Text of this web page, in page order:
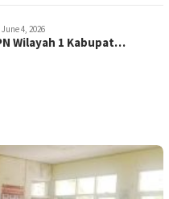
June 4, 2026
Wilayah 1 Kabupat…